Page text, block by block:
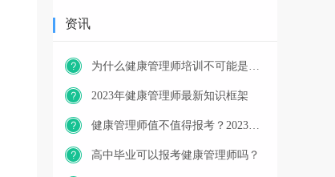
资讯
2023年健康管理师最新知识框架
高中毕业可以报考健康管理师吗？